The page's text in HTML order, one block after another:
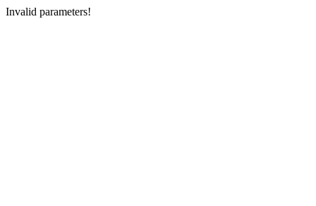
Invalid parameters!